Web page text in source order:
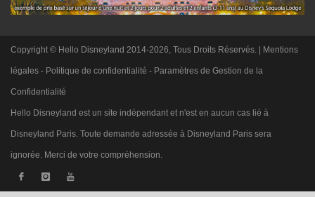
Copyright © Hello Disneyland 2014-2026, Tous Droits Réservés. | Mentions
légales - Politique de confidentialité - Paramètres de Gestion de la
Confidentialité
Hello Disneyland est un site indépendant et n'est en aucun cas lié à
Disneyland Paris. Toute demande adressée à Disneyland Paris sera
ignorée. Merci de votre compréhension.